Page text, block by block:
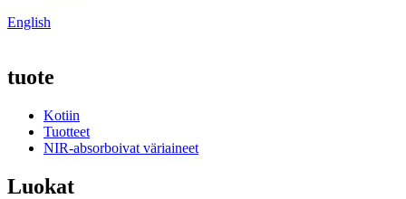
English
tuote
Kotiin
Tuotteet
NIR-absorboivat väriaineet
Luokat